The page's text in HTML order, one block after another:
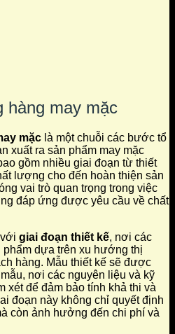
hàng may mặc
mặc là một chuỗi các bước tổ
xuất ra sản phẩm may mặc
gồm nhiều giai đoạn từ thiết
lượng cho đến hoàn thiện sản
vai trò quan trọng trong việc
đáp ứng được yêu cầu về chất
giai đoạn thiết kế, nơi các
phẩm dựa trên xu hướng thị
hàng. Mẫu thiết kế sẽ được
nơi các nguyên liệu và kỹ
xét để đảm bảo tính khả thi và
đoạn này không chỉ quyết định
còn ảnh hưởng đến chi phí và